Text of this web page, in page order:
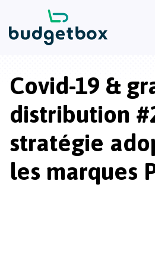
Covid-19 &
distribution
stratégie
les marques